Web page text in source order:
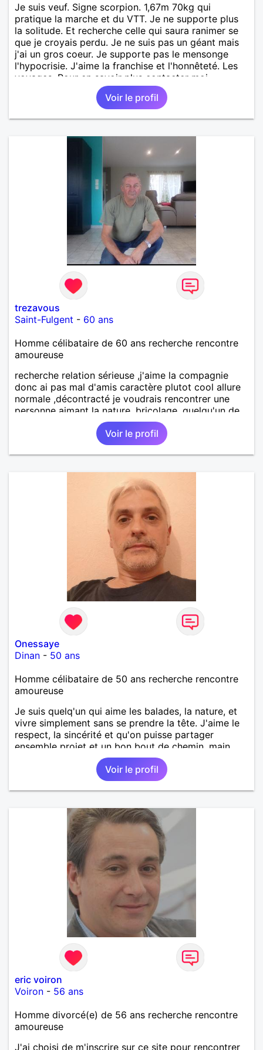
Je suis veuf. Signe scorpion. 1,67m 70kg qui
pratique la marche et du VTT. Je ne supporte plus
la solitude. Et recherche celle qui saura ranimer se
que je croyais perdu. Je ne suis pas un géant mais
j'ai un gros coeur. Je supporte pas le mensonge
l'hypocrisie. J'aime la franchise et l'honnêteté. Les
voyages. Pour en savoir plus contacter moi.
Voir le profil
trezavous
Saint-Fulgent - 60 ans
Homme célibataire de 60 ans recherche rencontre
amoureuse
recherche relation sérieuse ,j'aime la compagnie
donc ai pas mal d'amis caractère plutot cool allure
normale ,décontracté je voudrais rencontrer une
personne aimant la nature ,bricolage ,quelqu'un de
simple et naturel à vos claviers mesdames
Voir le profil
Onessaye
Dinan - 50 ans
Homme célibataire de 50 ans recherche rencontre
amoureuse
Je suis quelq'un qui aime les balades, la nature, et
vivre simplement sans se prendre la tête. J'aime le
respect, la sincérité et qu'on puisse partager
ensemble projet et un bon bout de chemin, main
Voir le profil
eric voiron
Voiron - 56 ans
Homme divorcé(e) de 56 ans recherche rencontre
amoureuse
J'ai choisi de m'inscrire sur ce site pour rencontrer